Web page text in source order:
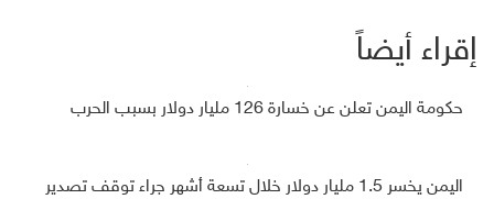
إقراء أيضاً
حكومة اليمن تعلن عن خسارة 126 مليار دولار بسبب الحرب
اليمن يخسر 1.5 مليار دولار خلال تسعة أشهر جراء توقف تصدير